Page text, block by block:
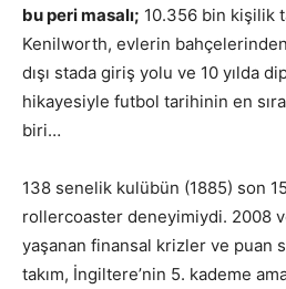
bu peri masalı; 10.356 bin kişilik
Kenilworth, evlerin
dışı stada giriş yolu ve 10 yılda
hikayesiyle futbol tarihinin en sıra
biri…
138 senelik kulübün (1885) son
rollercoaster deneyimiydi. 2008
yaşanan finansal krizler ve puan
takım, İngiltere’nin 5. kademe